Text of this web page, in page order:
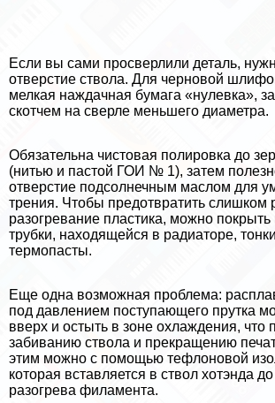
Если вы сами просверлили деталь,
отверстие ствола. Для черновой
мелкая наждачная бумага «нулевка»,
скотчем на сверле меньшего диаметра.
Обязательна чистовая полировка до
(нитью и пастой ГОИ № 1), затем
отверстие подсолнечным маслом для
трения. Чтобы предотвратить слишком
разогревание пластика, можно
трубки, находящейся в радиаторе,
термопасты.
Еще одна возможная проблема:
под давлением поступающего прутка
вверх и остыть в зоне охлаждения, что
забиванию ствола и прекращению
этим можно с помощью тефлоновой
которая вставляется в ствол хотэнда
разогрева филамента.